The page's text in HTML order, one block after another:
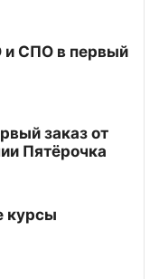
и СПО в первый
заказ от
Пятёрочка
курсы